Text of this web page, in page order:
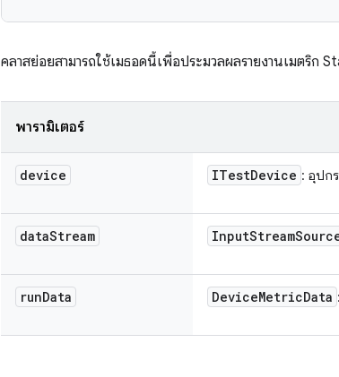
คลาสย่อยสามารถใช้เมธอดนี้เพื่อประมวลผลรายงานเมตริก
พารามิเตอร์
device ITestDevice : อุปก
dataStream InputStream
runData DeviceMetricData